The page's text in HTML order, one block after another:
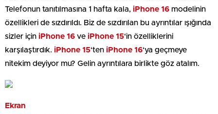
Telefonun tanıtılmasına 1 hafta kala, iPhone 16 modelinin
özellikleri de sızdırıldı. Biz de sızdırılan bu ayrıntılar ışığında
sizler için iPhone 16 ve iPhone 15‘in özelliklerini
karşılaştırdık. iPhone 15‘ten iPhone 16‘ya geçmeye
nitekim deyiyor mu? Gelin ayrıntılara birlikte göz atalım.
Ekran